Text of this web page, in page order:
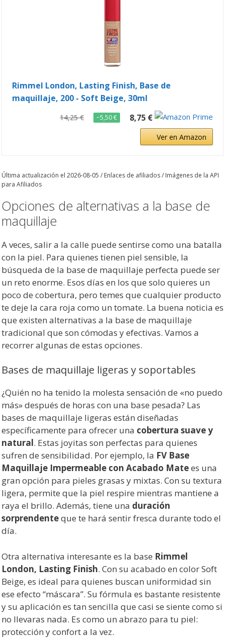
Rimmel London, Lasting Finish, Base de
maquillaje, 200 - Soft Beige, 30ml
14,25 € −5,50 € 8,75 €
Ver en Amazon
Última actualización el 2026-08-05 / Enlaces de afiliados / Imágenes de la API
para Afiliados
Opciones de alternativas a la base de
maquillaje
A veces, salir a la calle puede sentirse como una batalla
con la piel. Para quienes tienen piel sensible, la
búsqueda de la base de maquillaje perfecta puede ser
un reto enorme. Esos días en los que solo quieres un
poco de cobertura, pero temes que cualquier producto
te deje la cara roja como un tomate. La buena noticia es
que existen alternativas a la base de maquillaje
tradicional que son cómodas y efectivas. Vamos a
recorrer algunas de estas opciones.
Bases de maquillaje ligeras y soportables
¿Quién no ha tenido la molesta sensación de «no puedo
más» después de horas con una base pesada? Las
bases de maquillaje ligeras están diseñadas
específicamente para ofrecer una cobertura suave y
natural. Estas joyitas son perfectas para quienes
sufren de sensibilidad. Por ejemplo, la FV Base
Maquillaje Impermeable con Acabado Matees una
gran opción para pieles grasas y mixtas. Con su textura
ligera, permite que la piel respire mientras mantiene a
raya el brillo. Además, tiene una duración
sorprendenteque te hará sentir fresca durante todo el
día.
Otra alternativa interesante es la base Rimmel
London, Lasting Finish. Con su acabado en color Soft
Beige, es ideal para quienes buscan uniformidad sin
ese efecto “máscara”. Su fórmula es bastante resistente
y su aplicación es tan sencilla que casi se siente como si
no llevaras nada. Es como un abrazo para tu piel:
protección y confort a la vez.